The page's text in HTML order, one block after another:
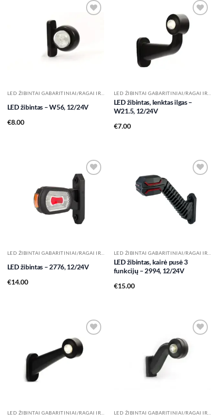
LED žibintas – W56, 12/24V
€8.00
Add to
wishlist
LED žibintas, lenktas ilgas –
W21.5, 12/24V
€7.00
Add to
LED žibintas – 2776, 12/24V
€14.00
LED žibintas, kairė pusė 3
funkcijų – 2994, 12/24V
€15.00
Add to
wishlist
wishlist